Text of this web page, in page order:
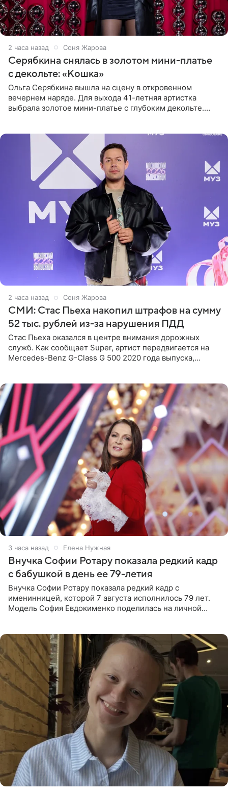
2 часа назад Соня Жарова
Серябкина снялась в золотом мини-платье
с декольте: «Кошка»
Ольга Серябкина вышла на сцену в откровенном
вечернем наряде. Для выхода 41-летняя артистка
выбрала золотое мини-платье с глубоким декольте.
2 часа назад Соня Жарова
СМИ: Стас Пьеха накопил штрафов на сумму
52 тыс. рублей из-за нарушения ПДД
Стас Пьеха оказался в центре внимания дорожных
служб. Как сообщает Super, артист передвигается на
Mercedes-Benz G-Class G 500 2020 года выпуска,
3 часа назад Елена Нужная
Внучка Софии Ротару показала редкий кадр
с бабушкой в день ее 79-летия
Внучка Софии Ротару показала редкий кадр с
именинницей, которой 7 августа исполнилось 79 лет.
Модель София Евдокименко поделилась на личной